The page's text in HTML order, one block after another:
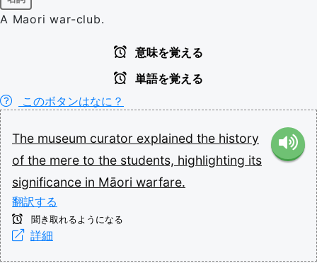
A Maori war-club.
意味を覚える
単語を覚える
このボタンはなに？
The museum curator explained the history
of the mere to the students, highlighting its
significance in Māori warfare.
翻訳する
聞き取れるようになる
詳細